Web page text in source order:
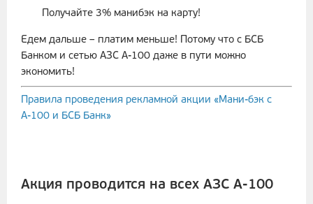
Получайте 3% манибэк на карту!
Едем дальше – платим меньше! Потому что с БСБ
Банком и сетью АЗС А-100 даже в пути можно
экономить!
Правила проведения рекламной акции «Мани-бэк с
А-100 и БСБ Банк»
Акция проводится на всех АЗС А-100